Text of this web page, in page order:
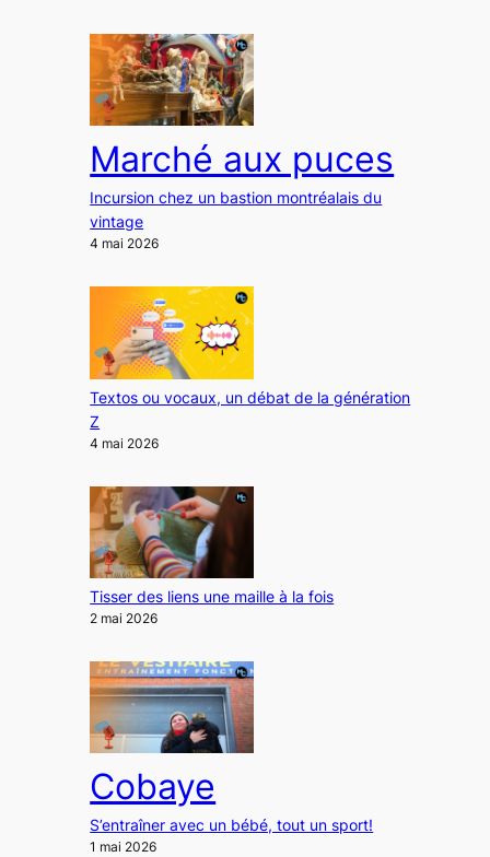
Marché aux puces
Incursion chez un bastion montréalais du
vintage
4 mai 2026
Textos ou vocaux, un débat de la génération
Z
4 mai 2026
Tisser des liens une maille à la fois
2 mai 2026
Cobaye
S’entraîner avec un bébé, tout un sport!
1 mai 2026